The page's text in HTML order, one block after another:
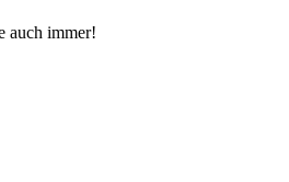
auch immer!